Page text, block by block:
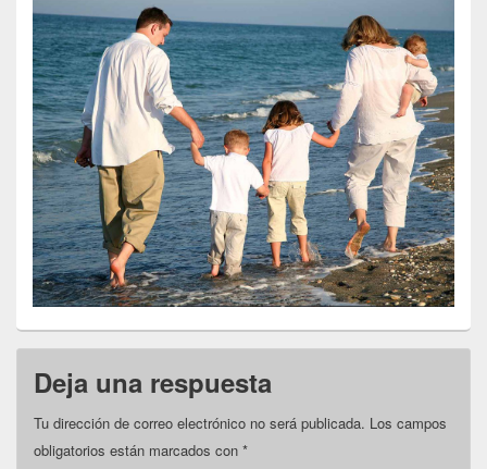
Deja una respuesta
Tu dirección de correo electrónico no será publicada. Los campos
obligatorios están marcados con *